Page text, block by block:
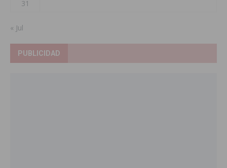
31
« Jul
PUBLICIDAD